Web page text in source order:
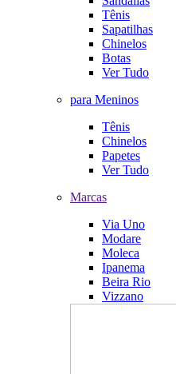
Tênis
Sapatilhas
Chinelos
Botas
Ver Tudo
para Meninos
Tênis
Chinelos
Papetes
Ver Tudo
Marcas
Via Uno
Modare
Moleca
Ipanema
Beira Rio
Vizzano